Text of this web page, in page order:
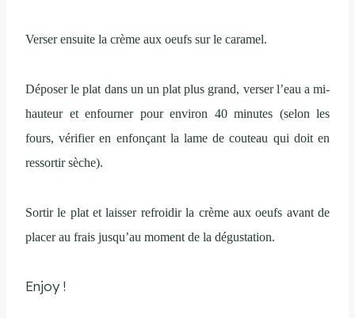
Verser ensuite la crème aux oeufs sur le caramel.
Déposer le plat dans un un plat plus grand, verser l’eau a mi-
hauteur et enfourner pour environ 40 minutes (selon les
fours, vérifier en enfonçant la lame de couteau qui doit en
ressortir sèche).
Sortir le plat et laisser refroidir la crème aux oeufs avant de
placer au frais jusqu’au moment de la dégustation.
Enjoy !